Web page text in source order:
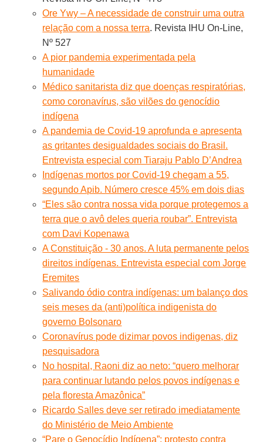
Ore Ywy – A necessidade de construir uma outra
relação com a nossa terra. Revista IHU On-Line,
Nº 527
A pior pandemia experimentada pela
humanidade
Médico sanitarista diz que doenças respiratórias,
como coronavírus, são vilões do genocídio
indígena
A pandemia de Covid-19 aprofunda e apresenta
as gritantes desigualdades sociais do Brasil.
Entrevista especial com Tiaraju Pablo D’Andrea
Indígenas mortos por Covid-19 chegam a 55,
segundo Apib. Número cresce 45% em dois dias
“Eles são contra nossa vida porque protegemos a
terra que o avô deles queria roubar”. Entrevista
com Davi Kopenawa
A Constituição - 30 anos. A luta permanente pelos
direitos indígenas. Entrevista especial com Jorge
Eremites
Salivando ódio contra indígenas: um balanço dos
seis meses da (anti)política indigenista do
governo Bolsonaro
Coronavírus pode dizimar povos indigenas, diz
pesquisadora
No hospital, Raoni diz ao neto: “quero melhorar
para continuar lutando pelos povos indígenas e
pela floresta Amazônica”
Ricardo Salles deve ser retirado imediatamente
do Ministério de Meio Ambiente
“Pare o Genocídio Indígena”: protesto contra